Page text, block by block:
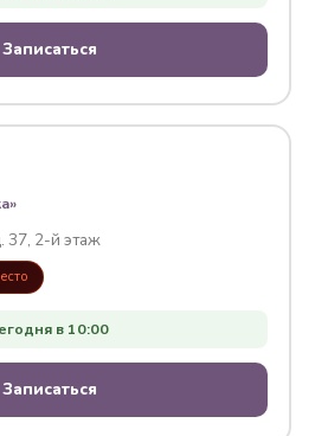
Записаться
37, 2-й этаж
в 10:00
Записаться